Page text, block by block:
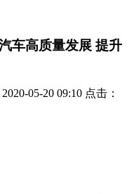
车高质量发展 提升
2020-05-20 09:10 点击：